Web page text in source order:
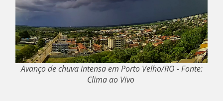
Avanço de chuva intensa em Porto Velho/RO - Fonte:
Clima ao Vivo